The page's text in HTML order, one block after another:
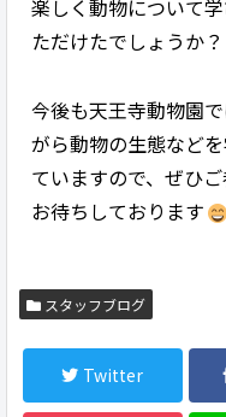
楽しく動物について
ただけたでしょうか？
今後も天王寺動物園
がら動物の生態など
ていますので、ぜひ
お待ちしております
スタッフブログ
Twitter